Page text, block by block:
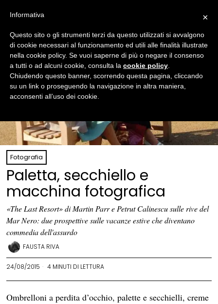
Fotografia
Paletta, secchiello e
macchina fotografica
«The Last Resort» di Martin Parr e Petrut Calinescu sulle rive del
Mar Nero: due prospettive sulle vacanze estive che diventano
commedia dell'assurdo
FAUSTA RIVA
24/08/2015 4 MINUTI DI LETTURA
Ombrelloni a perdita d’occhio, palette e secchielli, creme
×
Informativa
Questo sito o gli strumenti terzi da questo utilizzati si avvalgono
di cookie necessari al funzionamento ed utili alle finalità illustrate
nella cookie policy. Se vuoi saperne di più o negare il consenso
a tutti o ad alcuni cookie, consulta la cookie policy
Chiudendo questo banner, scorrendo questa pagina, cliccando
su un link o proseguendo la navigazione in altra maniera,
acconsenti all’uso dei cookie.